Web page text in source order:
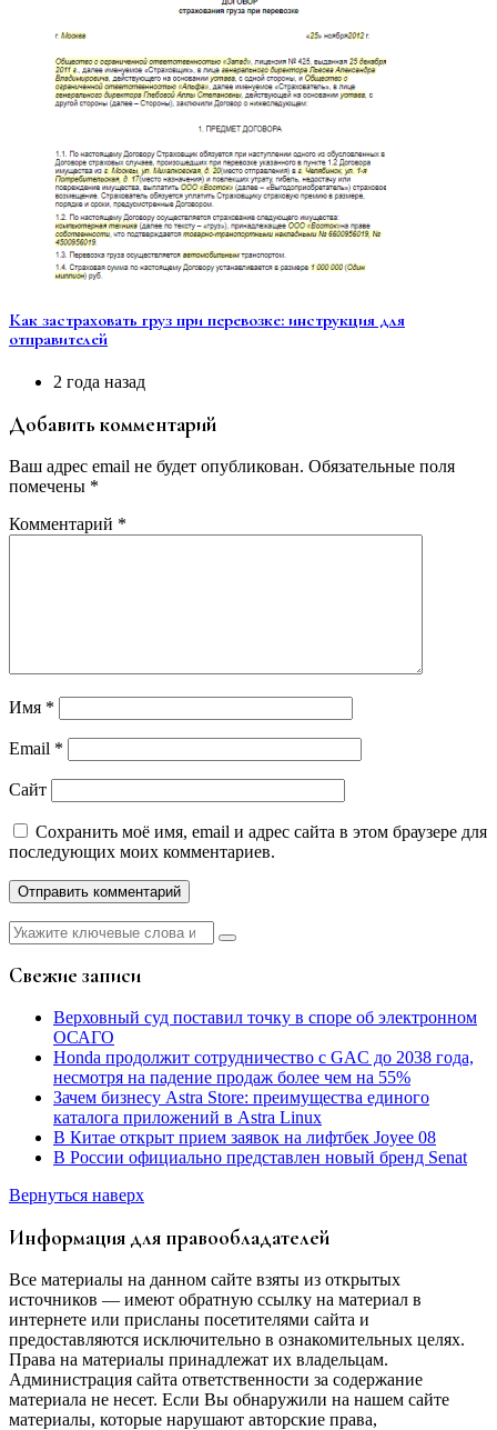
Как застраховать груз при перевозке: инструкция для
отправителей
2 года назад
Добавить комментарий
Ваш адрес email не будет опубликован. Обязательные поля
помечены *
Комментарий *
Имя *
Email *
Сайт
Сохранить моё имя, email и адрес сайта в этом браузере для
последующих моих комментариев.
Найти:
Свежие записи
Верховный суд поставил точку в споре об электронном
ОСАГО
Honda продолжит сотрудничество с GAC до 2038 года,
несмотря на падение продаж более чем на 55%
Зачем бизнесу Astra Store: преимущества единого
каталога приложений в Astra Linux
В Китае открыт прием заявок на лифтбек Joyee 08
В России официально представлен новый бренд Senat
Вернуться наверх
Информация для правообладателей
Все материалы на данном сайте взяты из открытых
источников — имеют обратную ссылку на материал в
интернете или присланы посетителями сайта и
предоставляются исключительно в ознакомительных целях.
Права на материалы принадлежат их владельцам.
Администрация сайта ответственности за содержание
материала не несет. Если Вы обнаружили на нашем сайте
материалы, которые нарушают авторские права,